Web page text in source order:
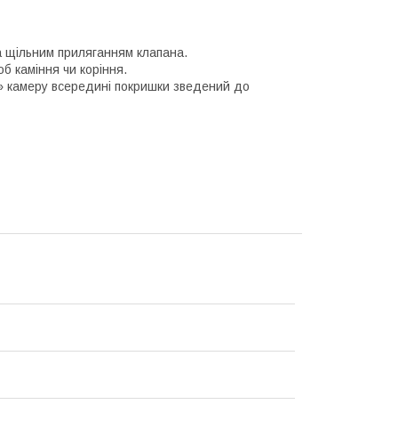
щільним приляганням клапана.
каміння чи коріння.
камеру всередині покришки зведений до